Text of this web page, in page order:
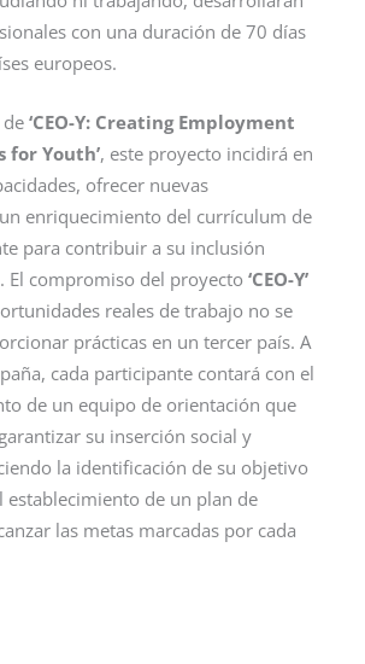
con una duración de 70 días
europeos.
‘CEO-Y: Creating Employment
Youth’, este proyecto incidirá en
ofrecer nuevas
enriquecimiento del currículum de
para contribuir a su inclusión
El compromiso del proyecto ‘CEO-Y’
reales de trabajo no se
prácticas en un tercer país. A
cada participante contará con el
de un equipo de orientación que
su inserción social y
la identificación de su objetivo
establecimiento de un plan de
las metas marcadas por cada